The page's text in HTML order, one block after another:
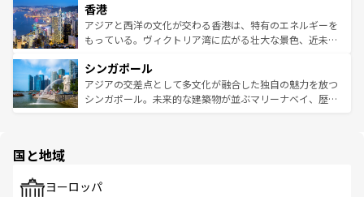
とつ。フォーやバインミー、ベトナムコーヒーなどは、ぜ
ひ現地で味わいたい。どの地域を訪れてもあたたかい人々
が旅行者を迎えてくれるので、きっと忘れられない旅にな
参照してほしい。
の活気が交差している。北部ではチェンマイなどの山岳地
帯で自然と触れ合い、南部ではプーケットやクラビの美し
いビーチでリゾート気分を楽しむことができる。タイ料理
激する。気候は一年中温暖で、どの季節にも異なる楽しみ
が待っている。親しみやすいタイの人々、仏教を中心とし
た文化、そして多様な観光資源が、訪れる旅人を魅了し続
香港
アジアと西洋の文化が交わる香港は、特有のエネルギーを
もっている。ヴィクトリア湾に広がる壮大な景色、近未来
み、どこを訪れても感動するはず。観光スポットが密集し
ており、効率よく見どころを回れるのも魅力。息をのむよ
うな絶景から文化的な体験まで、香港を存分に楽しみ尽く
シンガポール
アジアの交差点として多文化が融合した独自の魅力を放つ
シンガポール。未来的な建築物が並ぶマリーナベイ、歴史
で、ホーカーズは地元の風情を楽しめる外せないスポット
国と地域
ヨーロッパ